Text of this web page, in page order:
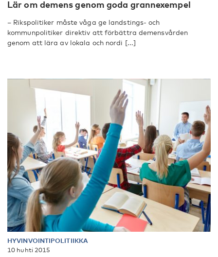
Lär om demens genom goda grannexempel
– Rikspolitiker måste våga ge landstings- och
kommunpolitiker direktiv att förbättra demensvården
genom att lära av lokala och nordi [...]
HYVINVOINTIPOLITIIKKA
10 huhti 2015